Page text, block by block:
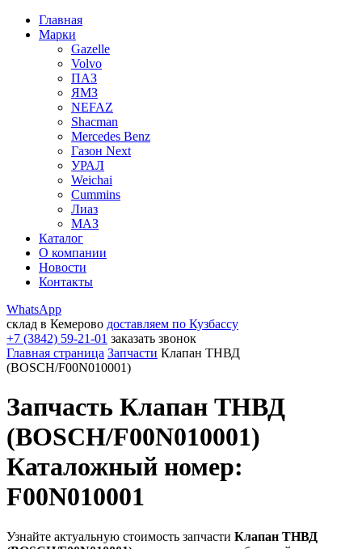
Главная
Марки
Gazelle
Volvo
ПАЗ
ЯМЗ
NEFAZ
Shacman
Mercedes Benz
Газон Next
УРАЛ
Weichai
Cummins
Лиаз
МАЗ
Каталог
О компании
Новости
Контакты
WhatsApp
склад в Кемерово доставляем по Кузбассу
+7 (3842) 59-21-01 заказать звонок
Главная страница Запчасти Клапан ТНВД
(BOSCH/F00N010001)
Запчасть Клапан ТНВД
(BOSCH/F00N010001)
Каталожный номер:
F00N010001
Узнайте актуальную стоимость запчасти Клапан ТНВД